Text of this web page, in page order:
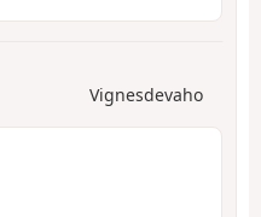
Vignesdevaho